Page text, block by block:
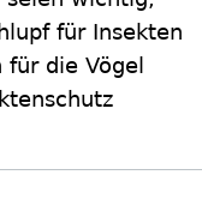
für Insekten
die Vögel